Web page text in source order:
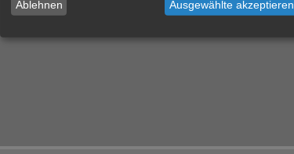
Ablehnen Ausgewählte akzeptieren